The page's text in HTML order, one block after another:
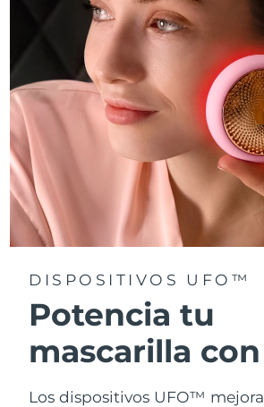
DISPOSITIVOS UFO™
Potencia tu
mascarilla
Los dispositivos UFO™
Emiratos Árabes
Unidos
Reino Unido
Estados Unidos
Uzbekistán